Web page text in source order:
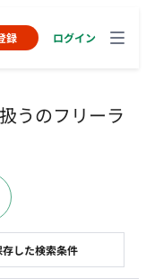
録 ログイン
うのフリーラ
存した検索条件